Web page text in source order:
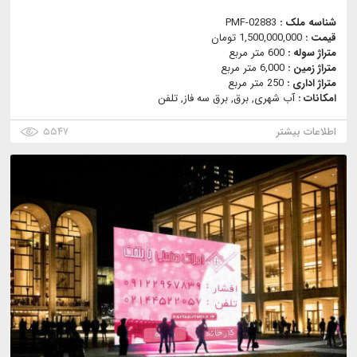
شناسه ملک : PMF-02883
قیمت : 1,500,000,000 تومان
متراژ سوله : 600 متر مربع
متراژ زمین : 6,000 متر مربع
متراژ اداری : 250 متر مربع
امکانات :آب شهری, برق, برق سه فاز, تلفن
اطلاعات بیشتر
۵۵۴۷